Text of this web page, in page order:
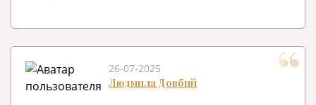
26-07-2025
Людмила Довбий